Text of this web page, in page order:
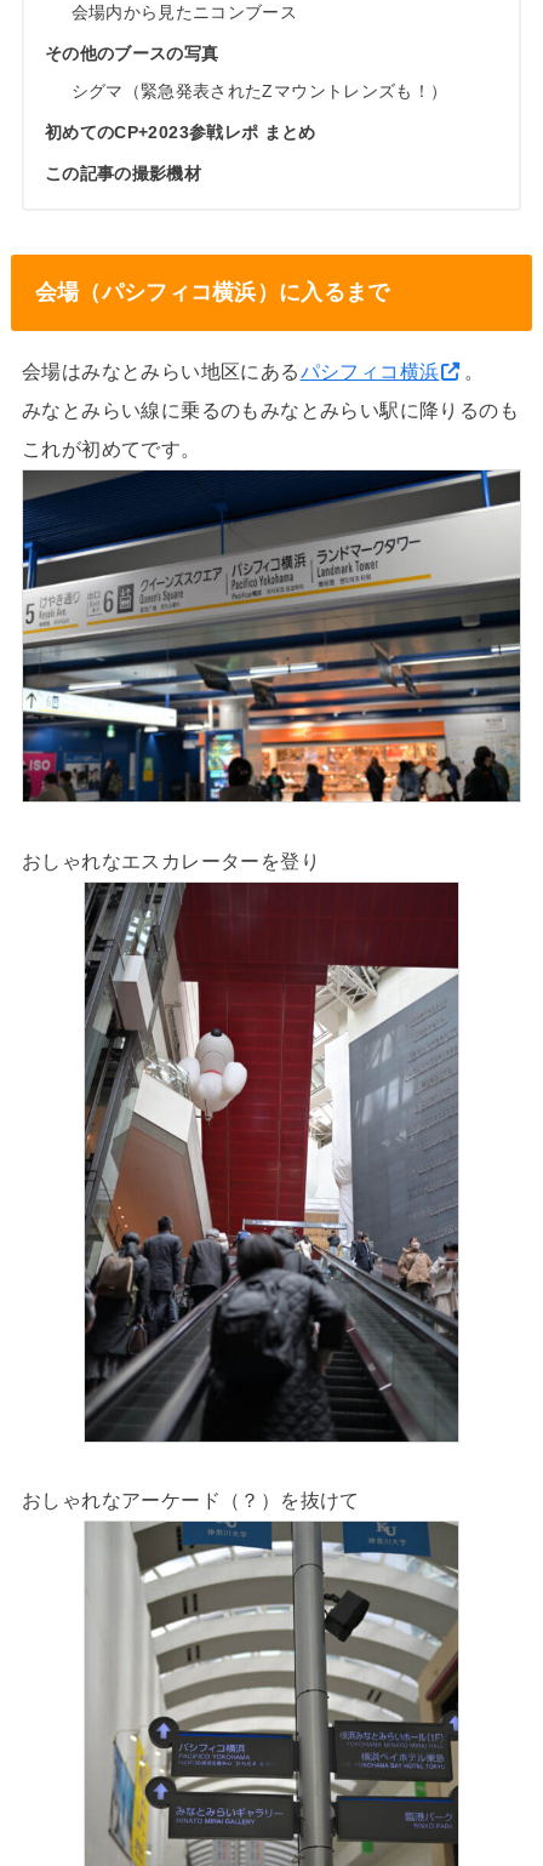
会場内から見たニコンブース
その他のブースの写真
シグマ（緊急発表されたZマウントレンズも！）
初めてのCP+2023参戦レポ まとめ
この記事の撮影機材
会場（パシフィコ横浜）に入るまで
会場はみなとみらい地区にあるパシフィコ横浜
。
みなとみらい線に乗るのもみなとみらい駅に降りるのも
これが初めてです。
おしゃれなエスカレーターを登り
おしゃれなアーケード（？）を抜けて